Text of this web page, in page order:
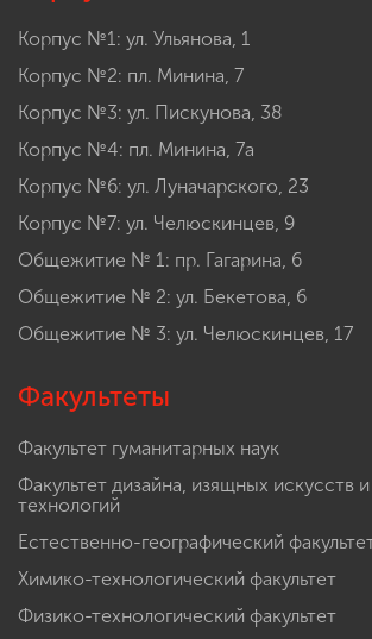
Корпус №1: ул. Ульянова, 1
Корпус №2: пл. Минина, 7
Корпус №3: ул. Пискунова, 38
Корпус №4: пл. Минина, 7а
Корпус №6: ул. Луначарского, 23
Корпус №7: ул. Челюскинцев, 9
Общежитие № 1: пр. Гагарина, 6
Общежитие № 2: ул. Бекетова, 6
Общежитие № 3: ул. Челюскинцев, 17
Факультеты
Факультет гуманитарных наук
Факультет дизайна, изящных искусств
технологий
Естественно-географический
Химико-технологический факультет
Физико-технологический факультет